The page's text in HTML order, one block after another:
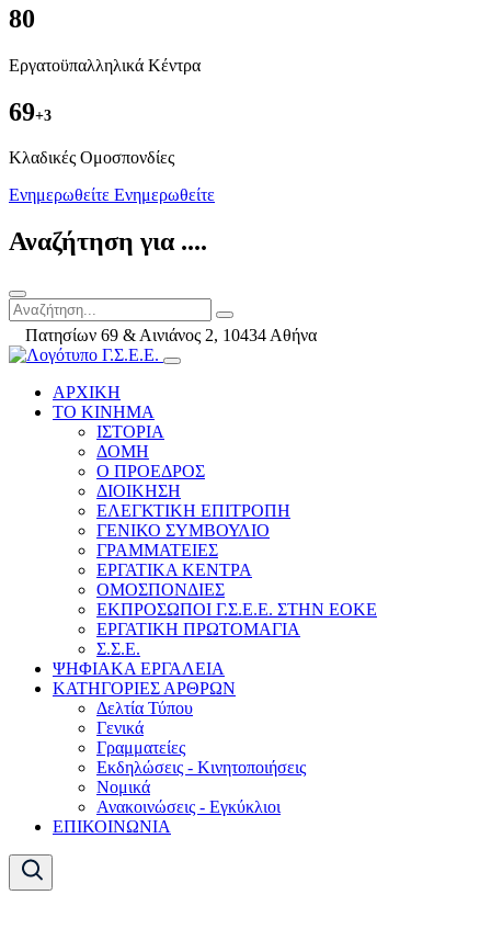
80
Εργατοϋπαλληλικά Κέντρα
69+3
Kλαδικές Ομοσπονδίες
Ενημερωθείτε Ενημερωθείτε
Αναζήτηση για ....
Πατησίων 69 & Αινιάνος 2, 10434 Αθήνα
ΑΡΧΙΚΗ
ΤΟ ΚΙΝΗΜΑ
ΙΣΤΟΡΙΑ
ΔΟΜΗ
Ο ΠΡΟΕΔΡΟΣ
ΔΙΟΙΚΗΣΗ
ΕΛΕΓΚΤΙΚΗ ΕΠΙΤΡΟΠΗ
ΓΕΝΙΚΟ ΣΥΜΒΟΥΛΙΟ
ΓΡΑΜΜΑΤΕΙΕΣ
ΕΡΓΑΤΙΚΑ ΚΕΝΤΡΑ
ΟΜΟΣΠΟΝΔΙΕΣ
ΕΚΠΡΟΣΩΠΟΙ Γ.Σ.Ε.Ε. ΣΤΗΝ ΕΟΚΕ
ΕΡΓΑΤΙΚΗ ΠΡΩΤΟΜΑΓΙΑ
Σ.Σ.Ε.
ΨΗΦΙΑΚΑ ΕΡΓΑΛΕΙΑ
ΚΑΤΗΓΟΡΙΕΣ ΑΡΘΡΩΝ
Δελτία Τύπου
Γενικά
Γραμματείες
Εκδηλώσεις - Κινητοποιήσεις
Νομικά
Ανακοινώσεις - Εγκύκλιοι
ΕΠΙΚΟΙΝΩΝΙΑ